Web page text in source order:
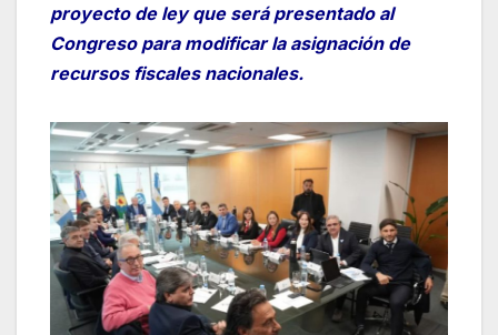
proyecto de ley que será presentado al
Congreso para modificar la asignación de
recursos fiscales nacionales.